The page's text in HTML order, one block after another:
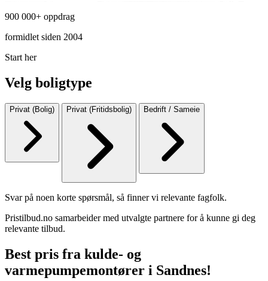
900 000+ oppdrag
formidlet siden 2004
Start her
Velg boligtype
Privat (Bolig) Privat (Fritidsbolig) Bedrift / Sameie
Svar på noen korte spørsmål, så finner vi relevante fagfolk.
Pristilbud.no samarbeider med utvalgte partnere for å kunne gi deg
relevante tilbud.
Best pris fra kulde- og
varmepumpemontører i Sandnes!